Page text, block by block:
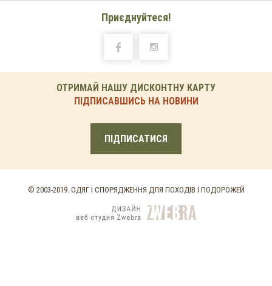
Приєднуйтеся!
ОТРИМАЙ НАШУ ДИСКОНТНУ КАРТУ
ПІДПИСАВШИСЬ НА НОВИНИ
ПІДПИСАТИСЯ
© 2003-2019. ОДЯГ І СПОРЯДЖЕННЯ ДЛЯ ПОХОДІВ І ПОДОРОЖЕЙ